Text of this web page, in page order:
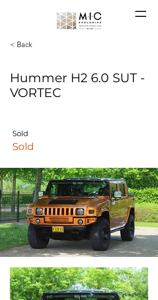
< Back
Hummer H2 6.0 SUT -
VORTEC
Sold
Sold